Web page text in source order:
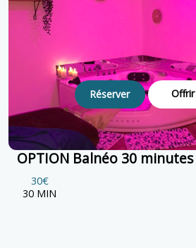
Réserver Offrir
OPTION Balnéo 30 minutes
30€
30 MIN